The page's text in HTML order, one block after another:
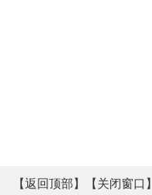
【返回顶部】 【关闭窗口】